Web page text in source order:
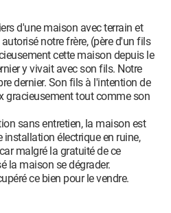
d'une maison avec terrain et
notre frère, (père d'un fils
cette maison depuis le
y vivait avec son fils. Notre
dernier. Son fils à l'intention de
gracieusement tout comme son
sans entretien, la maison est
électrique en ruine,
malgré la gratuité de ce
la maison se dégrader.
ce bien pour le vendre.